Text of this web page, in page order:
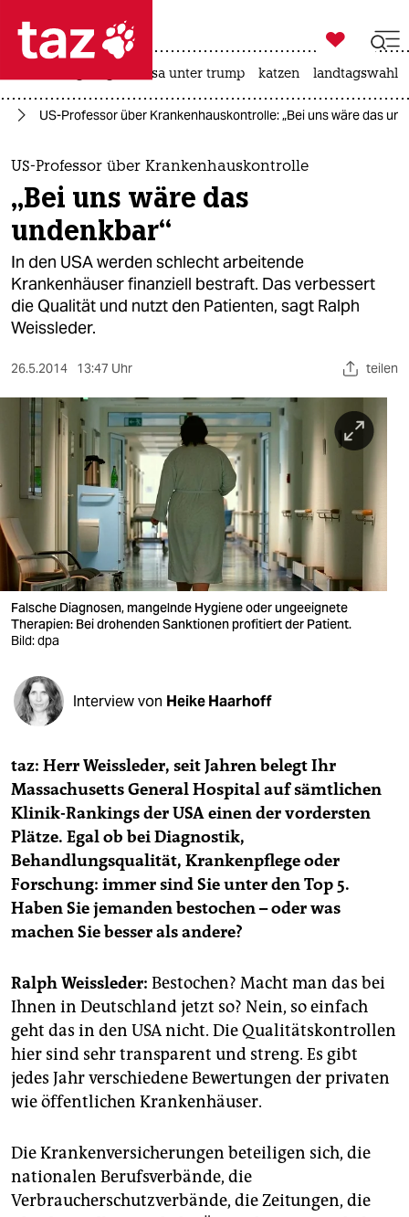
 taz zahl ich
taz zahl ich
themen
politik
öko
gesellschaft
kultur
sport
berlin
nord
wahrheit
verlag
verlag
veranstaltungen
shop
fragen & hilfe
unterstützen
genossenschaft
epaper login

taz zahl ich
usa unter trump katzen landtagswahl
US-Professor über Krankenhauskontrolle: „Bei uns wäre das
US-Professor über Krankenhauskontrolle
„Bei uns wäre das
undenkbar“
In den USA werden schlecht arbeitende
Krankenhäuser finanziell bestraft. Das verbessert
die Qualität und nutzt den Patienten, sagt Ralph
Weissleder.
26.5.2014 13:47 Uhr teilen
Falsche Diagnosen, mangelnde Hygiene oder ungeeignete
Therapien: Bei drohenden Sanktionen profitiert der Patient.
Bild: dpa
Interview von Heike Haarhoff
taz: Herr Weissleder, seit Jahren belegt Ihr
Massachusetts General Hospital auf sämtlichen
Klinik-Rankings der USA einen der vordersten
Plätze. Egal ob bei Diagnostik,
Behandlungsqualität, Krankenpflege oder
Forschung: immer sind Sie unter den Top 5.
Haben Sie jemanden bestochen – oder was
machen Sie besser als andere?
Ralph Weissleder: Bestochen? Macht man das bei
Ihnen in Deutschland jetzt so? Nein, so einfach
geht das in den USA nicht. Die Qualitätskontrollen
hier sind sehr transparent und streng. Es gibt
jedes Jahr verschiedene Bewertungen der privaten
wie öffentlichen Krankenhäuser.
Die Krankenversicherungen beteiligen sich, die
nationalen Berufsverbände, die
Verbraucherschutzverbände, die Zeitungen, die